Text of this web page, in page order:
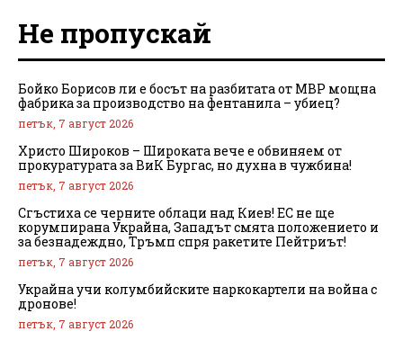
Не пропускай
Бойко Борисов ли е босът на разбитата от МВР мощна
фабрика за производство на фентанила – убиец?
петък, 7 август 2026
Христо Широков – Широката вече е обвиняем от
прокуратурата за ВиК Бургас, но духна в чужбина!
петък, 7 август 2026
Сгъстиха се черните облаци над Киев! ЕС не ще
корумпирана Украйна, Западът смята положението и
за безнадеждно, Тръмп спря ракетите Пейтриът!
петък, 7 август 2026
Украйна учи колумбийските наркокартели на война с
дронове!
петък, 7 август 2026